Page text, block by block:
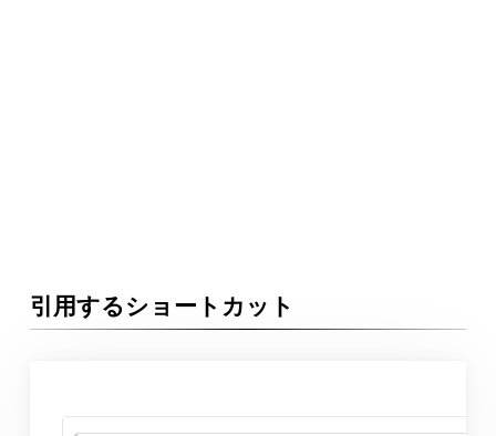
引用するショートカット